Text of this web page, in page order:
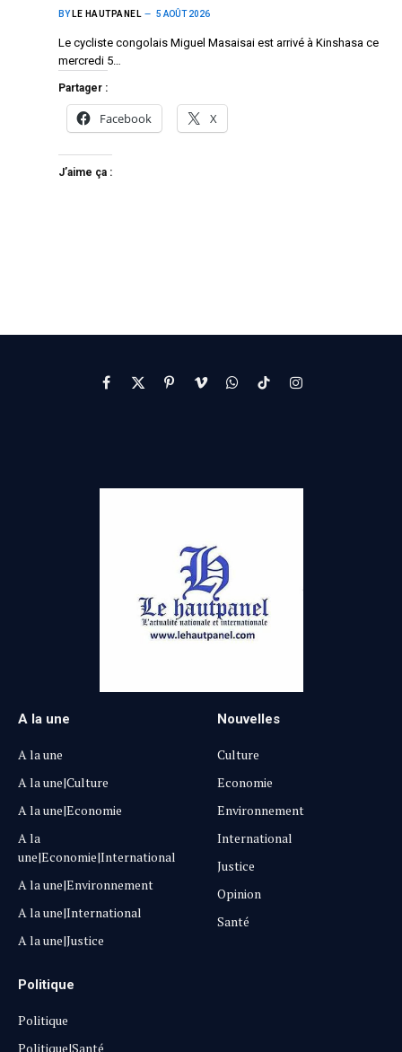
BY LE HAUTPANEL 5 AOÛT 2026
Le cycliste congolais Miguel Masaisai est arrivé à Kinshasa ce
mercredi 5…
Partager :
Facebook X
J’aime ça :
Facebook
X
PinterestVimeoWhatsApp
TikTokInstagram
A la une
A la une
A la une|Culture
A la une|Economie
A la
une|Economie|International
A la une|Environnement
A la une|International
A la une|Justice
Nouvelles
Culture
Economie
Environnement
International
Justice
Opinion
Santé
Politique
Politique
Politique|Santé